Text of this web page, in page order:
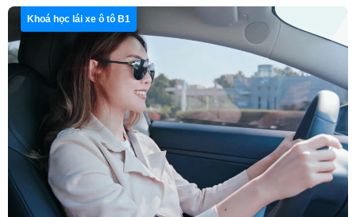
học phù hợp.
Khoá học lái xe ô tô B1